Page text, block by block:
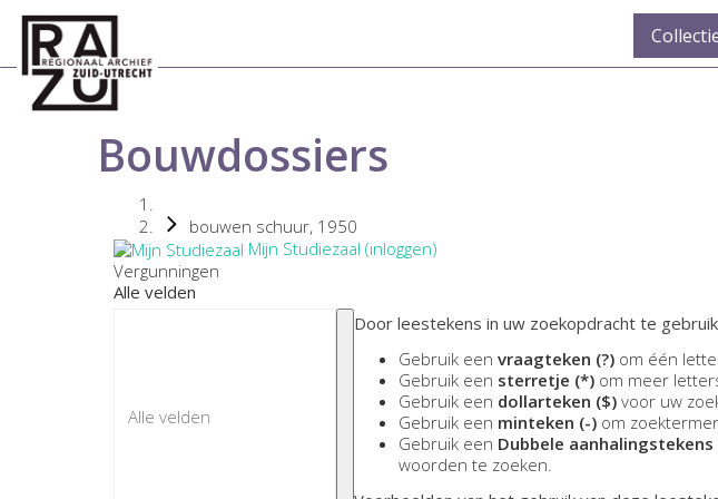
Bouwdossiers
bouwen schuur, 1950
Mijn Studiezaal (inloggen)
Vergunningen
Alle velden
Door leestekens in uw zoekopdracht te
Gebruik een vraagteken (?) om één
Gebruik een sterretje (*) om meer
Gebruik een dollarteken ($) voor uw
Gebruik een minteken (-) om
Gebruik een Dubbele
woorden te zoeken.